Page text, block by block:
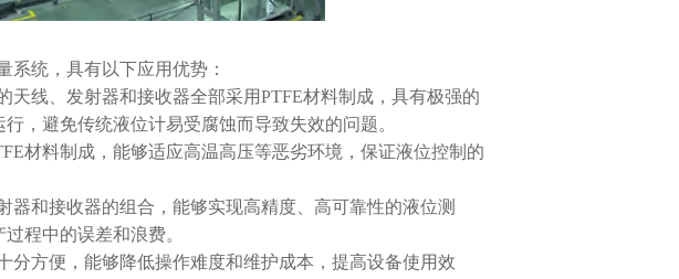
系统，具有以下应用优势：
天线、发射器和接收器全部采用PTFE材料制成，具有极强的
，避免传统液位计易受腐蚀而导致失效的问题。
材料制成，能够适应高温高压等恶劣环境，保证液位控制的
器和接收器的组合，能够实现高精度、高可靠性的液位测
程中的误差和浪费。
分方便，能够降低操作难度和维护成本，提高设备使用效